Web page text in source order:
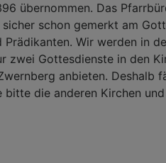
übernommen. Das
sicher schon gemerkt am
Prädikanten. Wir werden in
zwei Gottesdienste in den
anbieten. Deshalb
bitte die anderen Kirchen